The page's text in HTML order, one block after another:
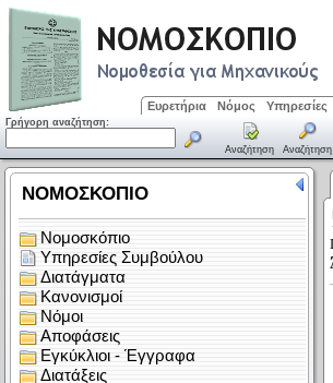
Ευρετήρια Νόμος Υπηρεσίες
Γρήγορη αναζήτηση:
Αναζήτηση Αναζήτηση